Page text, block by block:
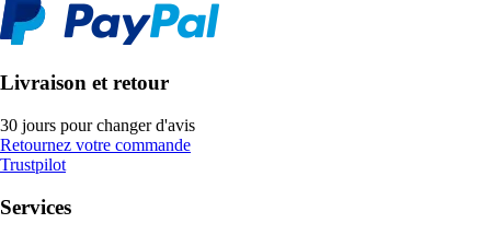
Livraison et retour
30 jours pour changer d'avis
Retournez votre commande
Trustpilot
Services